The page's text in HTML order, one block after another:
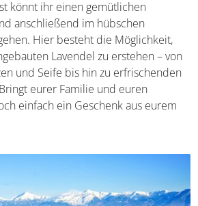
könnt ihr einen gemütlichen
anschließend im hübschen
Hier besteht die Möglichkeit,
Lavendel zu erstehen ­– von
und Seife bis hin zu erfrischenden
eurer Familie und euren
einfach ein Geschenk aus eurem